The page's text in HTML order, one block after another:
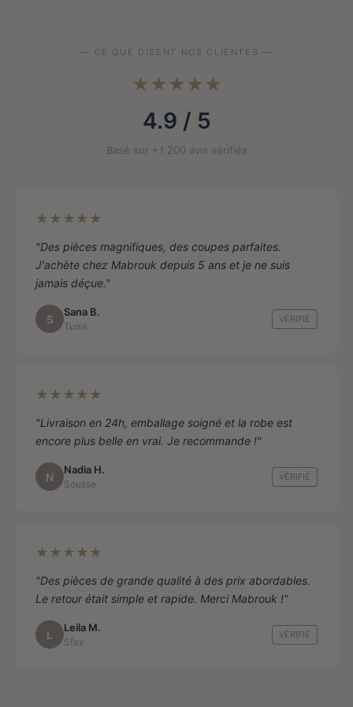
être
— CE QUE DISENT NOS CLIENTES —
★★★★★
4.9 / 5
Basé sur +1 200 avis vérifiés
★★★★★
"Des pièces magnifiques, des coupes parfaites.
J'achète chez Mabrouk depuis 5 ans et je ne suis
jamais déçue."
S
Sana B.
Tunis
VÉRIFIÉ
★★★★★
"Livraison en 24h, emballage soigné et la robe est
encore plus belle en vrai. Je recommande !"
N
Nadia H.
Sousse
VÉRIFIÉ
★★★★★
"Des pièces de grande qualité à des prix abordables.
Le retour était simple et rapide. Merci Mabrouk !"
L
Leila M.
Sfax
VÉRIFIÉ